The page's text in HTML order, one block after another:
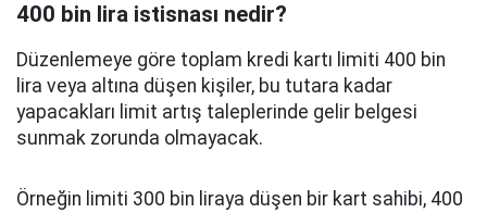
400 bin lira istisnası nedir?
Düzenlemeye göre toplam kredi kartı limiti 400 bin
lira veya altına düşen kişiler, bu tutara kadar
yapacakları limit artış taleplerinde gelir belgesi
sunmak zorunda olmayacak.
Örneğin limiti 300 bin liraya düşen bir kart sahibi, 400